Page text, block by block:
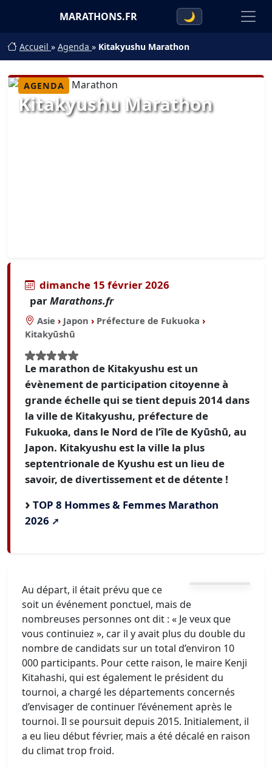
MARATHONS.FR 🌙
Accueil » Agenda » Kitakyushu Marathon
AGENDA
Kitakyushu Marathon
dimanche 15 février 2026
parMarathons.fr
Asie › Japon › Préfecture de Fukuoka ›
Kitakyūshū
Le marathon de Kitakyushu est un
évènement de participation citoyenne à
grande échelle qui se tient depuis 2014 dans
la ville de Kitakyushu, préfecture de
Fukuoka, dans le Nord de l’île de Kyūshū, au
Japon. Kitakyushu est la ville la plus
septentrionale de Kyushu est un lieu de
savoir, de divertissement et de détente !
TOP 8 Hommes & Femmes Marathon
2026
Au départ, il était prévu que ce
soit un événement ponctuel, mais de
nombreuses personnes ont dit : « Je veux que
vous continuiez », car il y avait plus du double du
nombre de candidats sur un total d’environ 10
000 participants. Pour cette raison, le maire Kenji
Kitahashi, qui est également le président du
tournoi, a chargé les départements concernés
d’envisager de continuer l’événement après le
tournoi. Il se poursuit depuis 2015. Initialement, il
a eu lieu début février, mais a été décalé en raison
du climat trop froid.